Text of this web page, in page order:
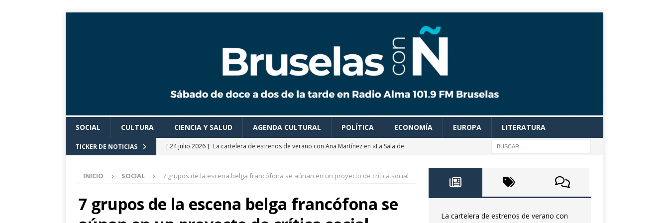
SOCIAL CULTURA CIENCIA Y SALUD AGENDA CULTURAL POLÍTICA ECONOMÍA EUROPA LITERATURA
TICKER DE NOTICIAS [ 24 julio 2026 ] La cartelera de estrenos de verano con Ana Martínez en «La Sala de
[ 24 julio 2026 ] Los colaboradores de Bruselas con Ñ te recomiendan todo tipo de
actividades culturales para disfrutar de un verano ideal
AGENDA CULTURAL
El astrónomo Óscar Martín nos desvela las claves del próximo
INICIO SOCIAL 7 grupos de la escena belga francófona se aúnan en un proyecto de crítica social
7 grupos de la escena belga francófona se
La cartelera de estrenos de verano con